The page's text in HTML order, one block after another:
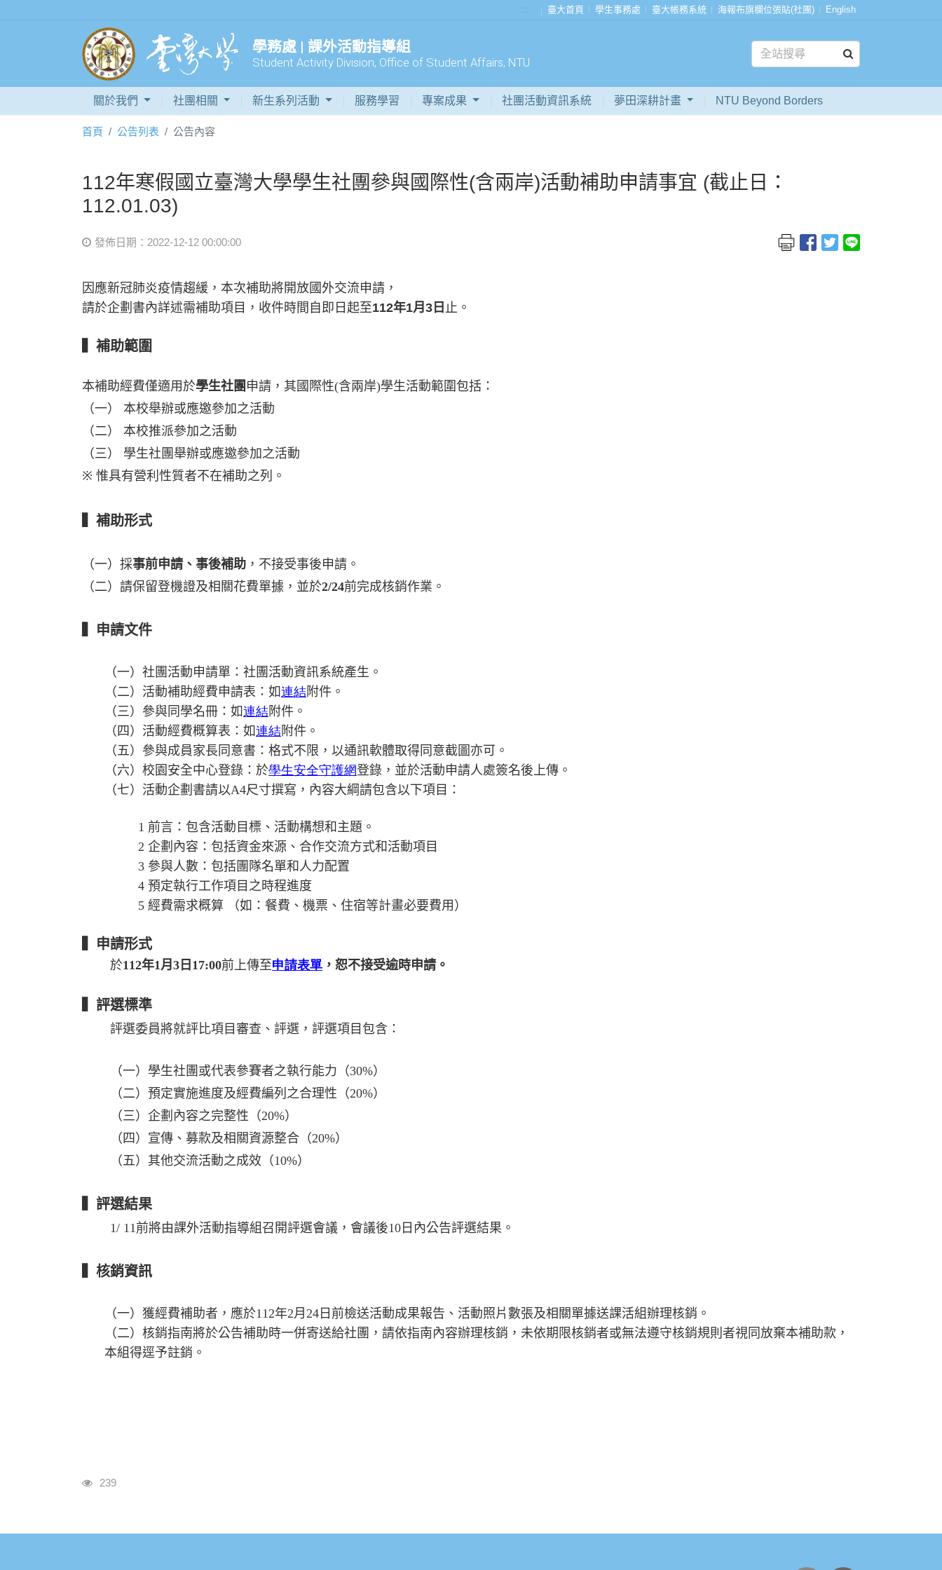
::: 臺大首頁 學生事務處 臺大帳務系統 海報布旗欄位張貼(社團) English
學務處 | 課外活動指導組
Student Activity Division, Office of Student Affairs, NTU
關於我們 社團相關 新生系列活動 服務學習 專案成果 社團活動資訊系統 夢田深耕計畫 NTU Beyond Borders
首頁 公告列表 公告內容
112年寒假國立臺灣大學學生社團參與國際性(含兩岸)活動補助申請事宜 (截止日：
112.01.03)
發佈日期：2022-12-12 00:00:00
因應新冠肺炎疫情趨緩，本次補助將開放國外交流申請，
請於企劃書內詳述需補助項目，收件時間自即日起至112年1月 3 日 止。
▍補助範圍
本補助經費僅適用於學生社團 申請，其國際性(含兩岸)學生活動範圍包括：
（一） 本校舉辦或應邀參加之活動
（二） 本校推派參加之活動
（三） 學生社團舉辦或應邀參加之活動
※ 惟具有營利性質者不在補助之列。
▍補助形式
（一）採事前申請、事後補助 ，不接受事後申請。
（二）請保留登機證及相關花費單據，並於2/24前完成核銷作業。
▍申請文件
（一）社團活動申請單：社團活動資訊系統產生。
（二）活動補助經費申請表：如連結附件。
（三）參與同學名冊：如連結附件。
（四）活動經費概算表：如連結附件。
（五）參與成員家長同意書：格式不限，以通訊軟體取得同意截圖亦可。
（六）校園安全中心登錄：於學生安全守護網登錄，並於活動申請人處簽名後上傳。
（七）活動企劃書請以A4尺寸撰寫，內容大綱請包含以下項目：
1 前言：包含活動目標、活動構想和主題。
2 企劃內容：包括資金來源、合作交流方式和活動項目
3 參與人數：包括團隊名單和人力配置
4 預定執行工作項目之時程進度
5 經費需求概算 （如：餐費、機票、住宿等計畫必要費用）
▍申請形式
於112年1月 3 日 17:00前上傳至申請表單 ，恕不接受逾時申請。
▍評選標準
評選委員將就評比項目審查、評選，評選項目包含：
（一）學生社團或代表參賽者之執行能力（30%）
（二）預定實施進度及經費編列之合理性（20%）
（三）企劃內容之完整性（20%）
（四）宣傳、募款及相關資源整合（20%）
（五）其他交流活動之成效（10%）
▍評選結果
1/ 11前將由課外活動指導組召開評選會議，會議後10 日內公告評選結果。
核銷資訊
（一）獲經費補助者，應於112年2月 24 日前檢送活動成果報告、活動照片數張及相關單據送課活組辦理核銷。
（二）核銷指南將於公告補助時一併寄送給社團，請依指南內容辦理核銷，未依期限核銷者或無法遵守核銷規則者視同放棄本補助款，
本組得逕予註銷。
瀏覽人次
239